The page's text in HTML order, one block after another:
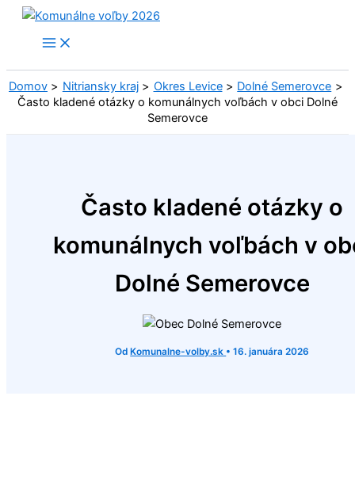
Preskočiť
Domov Nitriansky kraj Okres Levice
Dolné Semerovce
Často kladené otázky o komunálnych voľbách v obci Dolné
Semerovce
Často kladené otázky o
komunálnych voľbách v
Dolné Semerovce
Od Komunalne-volby.sk •16. januára 2026